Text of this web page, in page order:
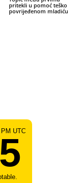
pritekli u pomoć teško
povrijeđenom mladiću
UTC